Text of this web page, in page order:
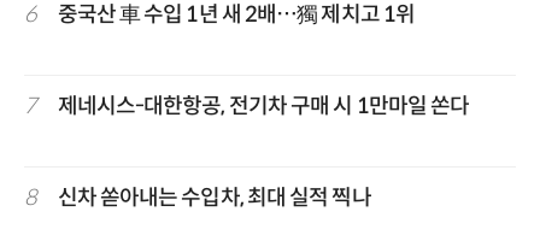
6 중국산 車 수입 1년 새 2배…獨 제치고 1위
7 제네시스-대한항공, 전기차 구매 시 1만마일 쏜다
8 신차 쏟아내는 수입차, 최대 실적 찍나